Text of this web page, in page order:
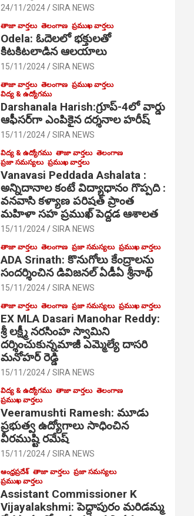
24/11/2024 SIRA NEWS
తాజా వార్తలు తెలంగాణ ప్రముఖ వార్తలు
Odela: ఓదెల‌లో భక్తులతో
కిటకిటలాడిన ఆల‌యాలు
15/11/2024 SIRA NEWS
తాజా వార్తలు తెలంగాణ ప్రముఖ వార్తలు
విద్య & ఉద్యోగము
Darshanala Harish:గ్రూప్-4లో వార్డు
ఆఫీసర్‌గా ఎంపికైన దర్శనాల హరీష్
15/11/2024 SIRA NEWS
విద్య & ఉద్యోగము తాజా వార్తలు తెలంగాణ
ప్రజా సమస్యలు ప్రముఖ వార్తలు
Vanavasi Peddada Ashalata :
అన్నిదానాల కంటే విద్యాధానం గొప్పది :
వనవాసి కళ్యాణ పరిషత్ ప్రాంత
మహిళా సహ ప్రముఖ్ పెద్దడ ఆశాలత
15/11/2024 SIRA NEWS
తాజా వార్తలు తెలంగాణ ప్రజా సమస్యలు ప్రముఖ వార్తలు
ADA Srinath: కొనుగోలు కేంద్రాల‌ను
సంద‌ర్శించిన డివిజనల్ ఏడీఏ శ్రీనాథ్
15/11/2024 SIRA NEWS
తాజా వార్తలు తెలంగాణ ప్రజా సమస్యలు ప్రముఖ వార్తలు
EX MLA Dasari Manohar Reddy:
శ్రీ లక్ష్మీ నరసింహ స్వామిని
దర్శించుకున్నమాజీ ఎమ్మెల్యే దాసరి
మనోహర్ రెడ్డి
15/11/2024 SIRA NEWS
విద్య & ఉద్యోగము తాజా వార్తలు తెలంగాణ
ప్రముఖ వార్తలు
Veeramushti Ramesh: మూడు
ప్రభుత్వ ఉద్యోగాలు సాధించిన
వీరముష్టి రమేష్
15/11/2024 SIRA NEWS
ఆంధ్రప్రదేశ్ తాజా వార్తలు ప్రజా సమస్యలు
ప్రముఖ వార్తలు
Assistant Commissioner K
Vijayalakshmi: పెద్దాపురం మరిడమ్మ